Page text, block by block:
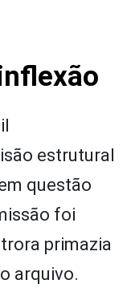
estrutural
questão
foi
primazia
arquivo.